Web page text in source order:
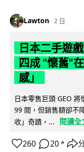
Lawton 2 日
日本二手遊
四成 "懷舊"
感」
日本零售巨頭 GEO
99 間，但銷售額卻不
收」奇蹟，...
閱讀全
260 20 ↗